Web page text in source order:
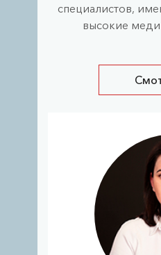
специалистов,
высокие